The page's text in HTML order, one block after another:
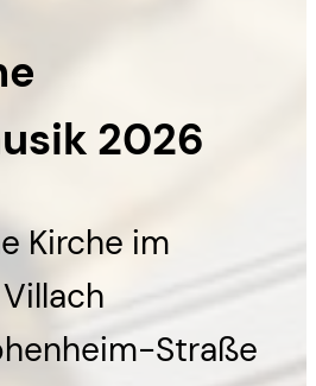
2026
Kirche im
Straße